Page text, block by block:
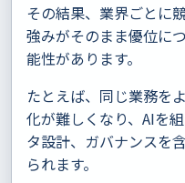
その結果、業界ごとに
強みがそのまま優位に
能性があります。
たとえば、同じ業務を
化が難しくなり、AIを
タ設計、ガバナンスを
られます。